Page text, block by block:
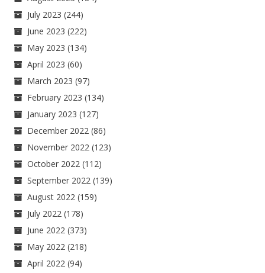
July 2023 (244)
June 2023 (222)
May 2023 (134)
April 2023 (60)
March 2023 (97)
February 2023 (134)
January 2023 (127)
December 2022 (86)
November 2022 (123)
October 2022 (112)
September 2022 (139)
August 2022 (159)
July 2022 (178)
June 2022 (373)
May 2022 (218)
April 2022 (94)